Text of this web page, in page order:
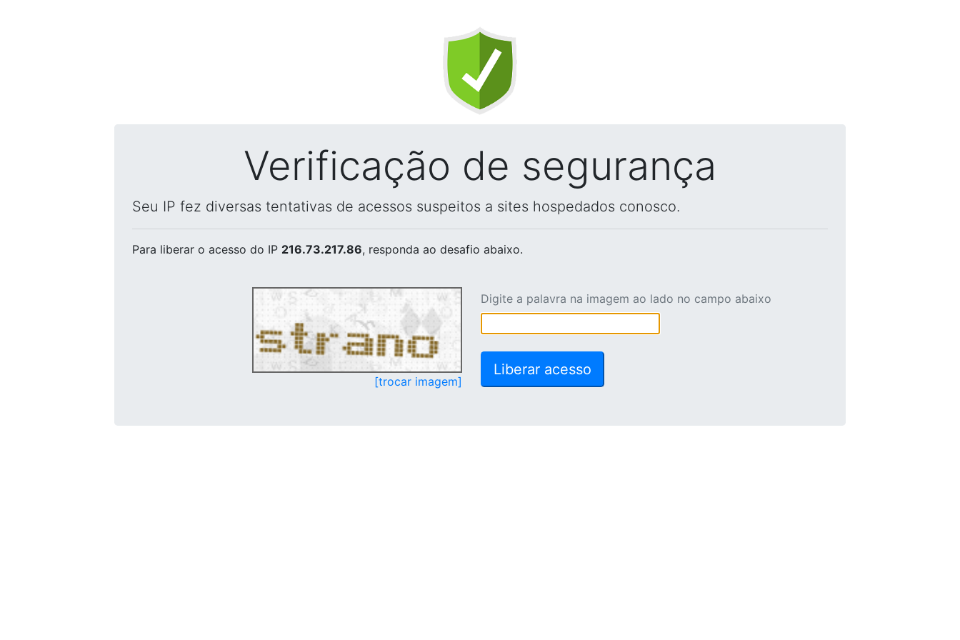
Verificação de segurança
Seu IP fez diversas tentativas de acessos suspeitos a sites hospedados conosco.
Para liberar o acesso do IP 216.73.217.86, responda ao desafio abaixo.
[trocar imagem]
Digite a palavra na imagem ao lado no campo abaixo